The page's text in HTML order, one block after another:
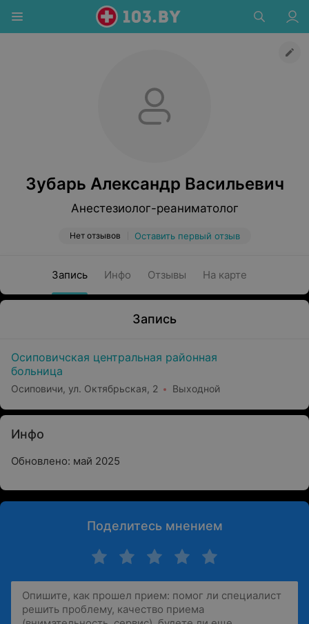
Зубарь Александр Васильевич
Анестезиолог-реаниматолог
Нет отзывов Оставить первый отзыв
Запись Инфо Отзывы На карте
Запись
Осиповичская центральная районная
больница
Осиповичи, ул. Октябрьская, 2 Выходной
Инфо
Обновлено: май 2025
Поделитесь мнением